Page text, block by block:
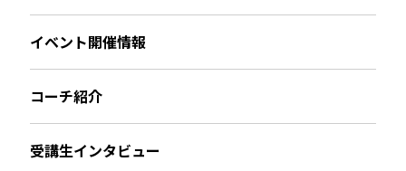
イベント開催情報
コーチ紹介
受講生インタビュー